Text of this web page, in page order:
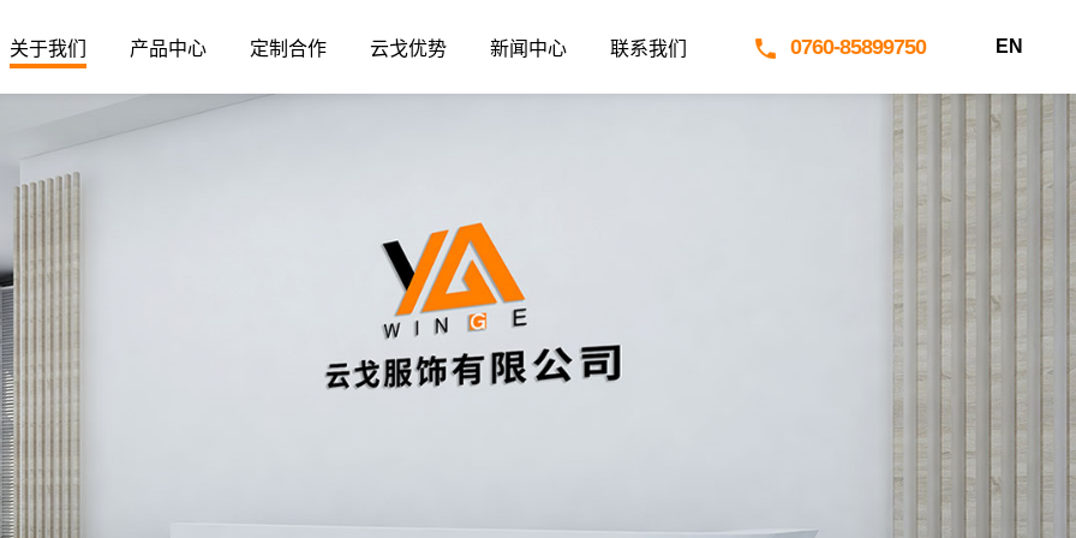
关于我们 产品中心 定制合作 云戈优势 新闻中心 联系我们 0760-85899750 EN